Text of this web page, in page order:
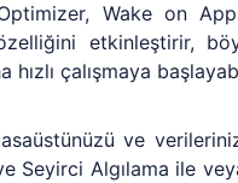
Wake on
etkinleştirir,
hızlı çalışmaya
ve
Seyirci Algılama ile